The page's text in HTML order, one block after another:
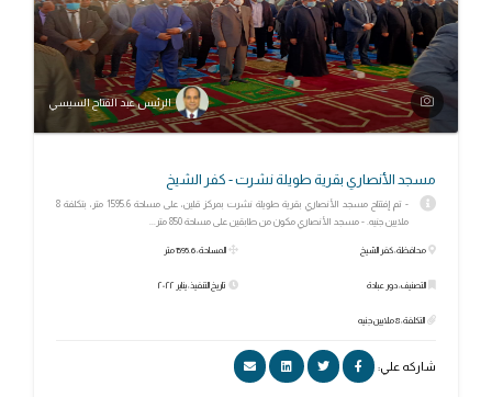
الرئيس عبد الفتاح السيسي
مسجد الأنصاري بقرية طويلة نشرت - كفر الشيخ
- تم إفتتاح مسجد الأنصاري بقرية طويلة نشرت بمركز قلين، على مساحة 1595.6 متر، بتكلفة 8
ملايين جنيه. - مسجد الأنصاري مكون من طابقين على مساحة 850 متر...
محافظة: كفر الشيخ
التصنيف: دور عبادة
التكلفة: 8 ملايين جنيه
المساحة: 1595.6 متر
تاريخ التنفيذ: يناير ٢٠٢٢
شاركه علي: